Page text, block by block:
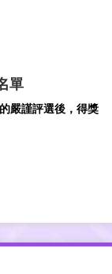
單
嚴謹評選後，得獎